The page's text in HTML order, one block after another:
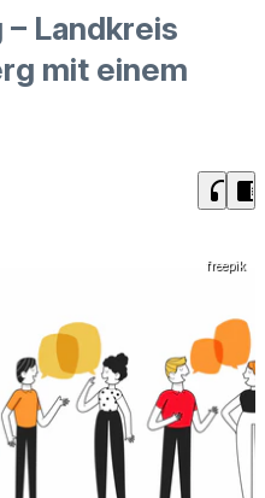
– Landkreis
mit einem
headphones chrome_reader_mode
freepik